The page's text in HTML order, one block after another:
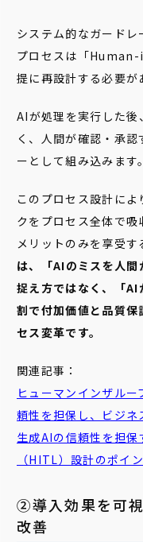
システム的なガード
プロセスは「
提に再設計する必要が
AIが処理を実行した後
く、人間が確認・承
ーとして組み込みます。
このプロセス設計に
クをプロセス全体で
メリットのみを享受
は、「AIのミスを人
捉え方ではなく、「
割で付加価値と品質
セス変革です。
関連記事：
ヒューマンインザル
頼性を担保し、ビジネ
生成AIの信頼性を担
（HITL）設計のポイ
②導入効果を可
改善